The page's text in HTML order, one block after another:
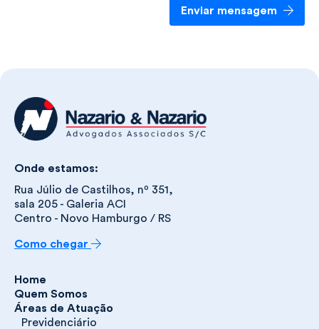
Enviar mensagem
Onde estamos:
Rua Júlio de Castilhos, nº 351,
sala 205 - Galeria ACI
Centro - Novo Hamburgo / RS
Como chegar
Home
Quem Somos
Áreas de Atuação
Previdenciário